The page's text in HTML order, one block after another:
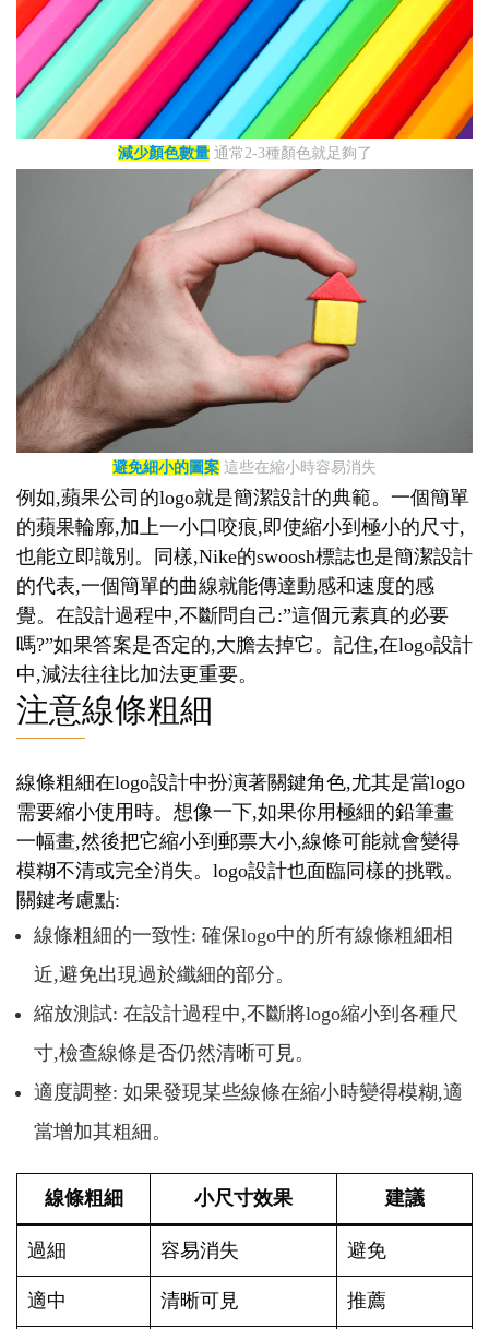
減少顏色數量通常2-3種顏色就足夠了
避免細小的圖案 這些在縮小時容易消失
例如,蘋果公司的logo就是簡潔設計的典範。一個簡單
的蘋果輪廓,加上一小口咬痕,即使縮小到極小的尺寸,
也能立即識別。同樣,Nike的swoosh標誌也是簡潔設計
的代表,一個簡單的曲線就能傳達動感和速度的感
覺。在設計過程中,不斷問自己:”這個元素真的必要
嗎?”如果答案是否定的,大膽去掉它。記住,在logo設計
中,減法往往比加法更重要。
注意線條粗細
線條粗細在logo設計中扮演著關鍵角色,尤其是當logo
需要縮小使用時。想像一下,如果你用極細的鉛筆畫
一幅畫,然後把它縮小到郵票大小,線條可能就會變得
模糊不清或完全消失。logo設計也面臨同樣的挑戰。
關鍵考慮點:
線條粗細的一致性: 確保logo中的所有線條粗細相
近,避免出現過於纖細的部分。
縮放測試: 在設計過程中,不斷將logo縮小到各種尺
寸,檢查線條是否仍然清晰可見。
適度調整: 如果發現某些線條在縮小時變得模糊,適
當增加其粗細。
線條粗細 小尺寸效果 建議
過細 容易消失 避免
適中 清晰可見 推薦